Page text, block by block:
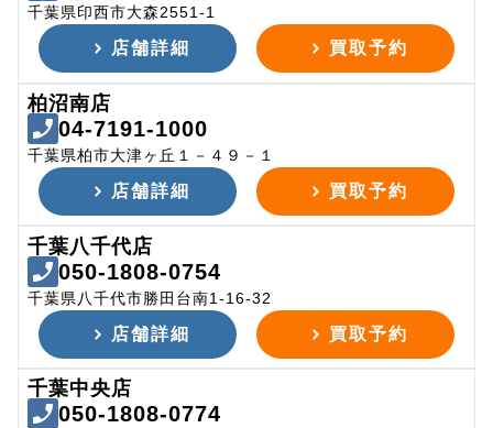
千葉県印西市大森2551-1
店舗詳細 買取予約
柏沼南店
04-7191-1000
千葉県柏市大津ヶ丘１－４９－１
店舗詳細 買取予約
千葉八千代店
050-1808-0754
千葉県八千代市勝田台南1-16-32
店舗詳細 買取予約
千葉中央店
050-1808-0774